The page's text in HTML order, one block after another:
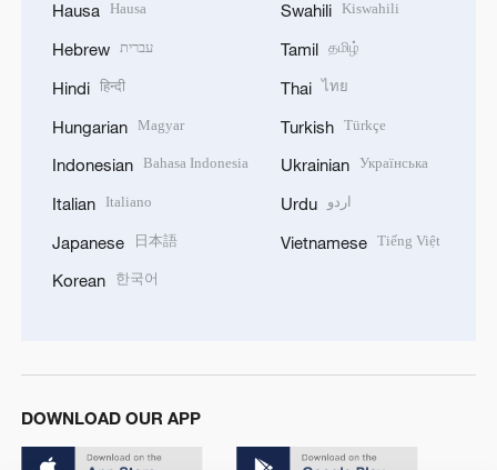
Hausa Hausa
Hebrew עברית
Hindi हिन्दी
Hungarian Magyar
Indonesian Bahasa Indonesia
Italian Italiano
Japanese 日本語
Korean 한국어
Swahili Kiswahili
Tamil தமிழ்
Thai ไทย
Turkish Türkçe
Ukrainian Українська
Urdu اردو
Vietnamese Tiếng Việt
DOWNLOAD OUR APP